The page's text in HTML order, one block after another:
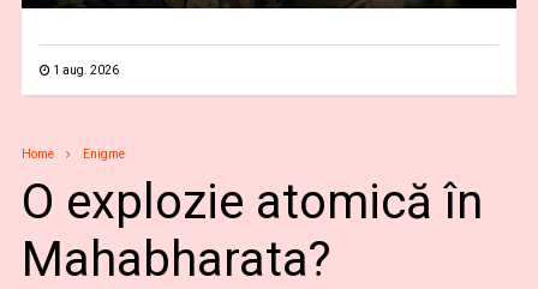
1 aug. 2026
Home Enigme
O explozie atomică în
Mahabharata?